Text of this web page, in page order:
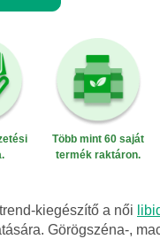
Több mint 60 saját
termék raktáron.
kiegészítő a női
Görögszéna-,